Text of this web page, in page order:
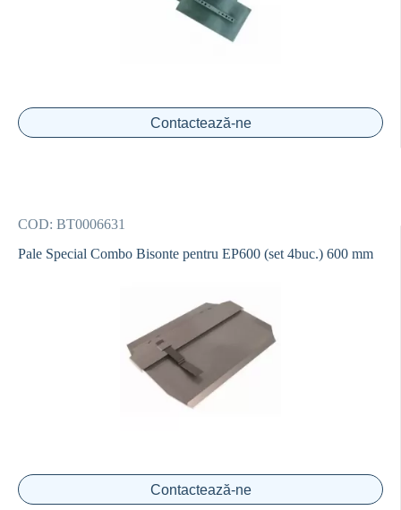
Contactează-ne
COD: BT0006631
Pale Special Combo Bisonte pentru EP600 (set 4buc.) 600 mm
Contactează-ne